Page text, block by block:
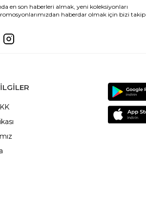
en son haberleri almak, yeni koleksiyonları
haberdar olmak için bizi takip